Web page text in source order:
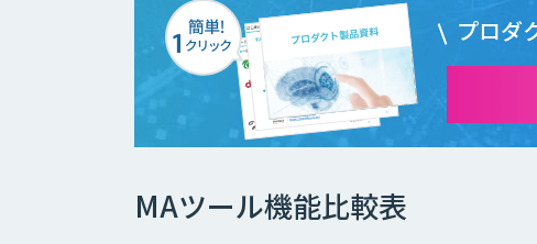
プロダ
MAツール機能比較表